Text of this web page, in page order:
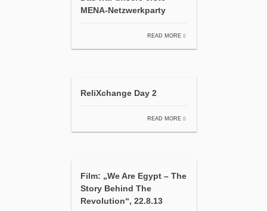
MENA-Netzwerkparty
READ MORE
ReliXchange Day 2
READ MORE
Film: „We Are Egypt – The
Story Behind The
Revolution“, 22.8.13